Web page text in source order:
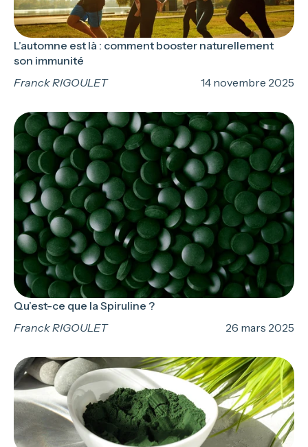
L’automne est là : comment booster naturellement
son immunité
Franck RIGOULET
14 novembre 2025
Qu’est-ce que la Spiruline ?
Franck RIGOULET
26 mars 2025